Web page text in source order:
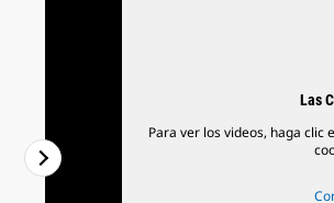
Las
Para ver los videos, haga clic